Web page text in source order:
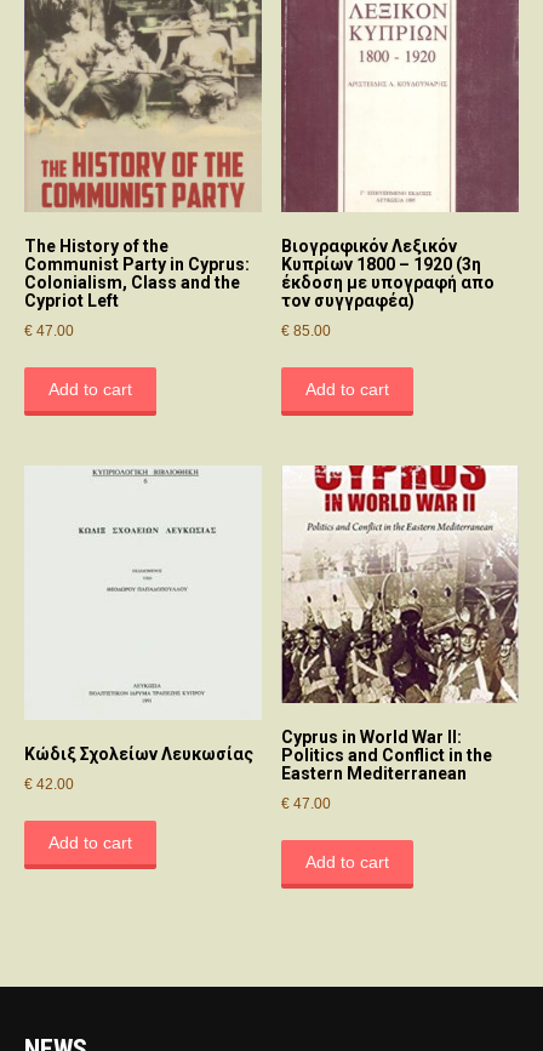
The History of the
Communist Party in Cyprus:
Colonialism, Class and the
Cypriot Left
€ 47.00
Add to cart
Βιογραφικόν Λεξικόν
Κυπρίων 1800 – 1920 (3η
έκδοση με υπογραφή απο
τον συγγραφέα)
€ 85.00
Add to cart
Κώδιξ Σχoλείων Λευκωσίας
€ 42.00
Add to cart
Cyprus in World War II:
Politics and Conflict in the
Eastern Mediterranean
€ 47.00
Add to cart